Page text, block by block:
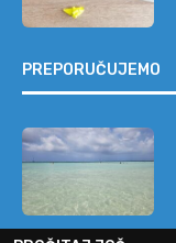
PREPORUČUJEMO